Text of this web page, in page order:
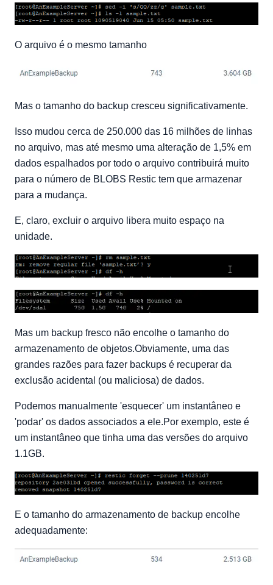
O arquivo é o mesmo tamanho
Mas o tamanho do backup cresceu significativamente.
Isso mudou cerca de 250.000 das 16 milhões de linhas
no arquivo, mas até mesmo uma alteração de 1,5% em
dados espalhados por todo o arquivo contribuirá muito
para o número de BLOBS Restic tem que armazenar
para a mudança.
E, claro, excluir o arquivo libera muito espaço na
unidade.
Mas um backup fresco não encolhe o tamanho do
armazenamento de objetos.Obviamente, uma das
grandes razões para fazer backups é recuperar da
exclusão acidental (ou maliciosa) de dados.
Podemos manualmente 'esquecer' um instantâneo e
'podar' os dados associados a ele.Por exemplo, este é
um instantâneo que tinha uma das versões do arquivo
1.1GB.
E o tamanho do armazenamento de backup encolhe
adequadamente: